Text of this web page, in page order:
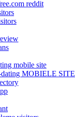
reddit
mobile site
dating MOBIELE SITE